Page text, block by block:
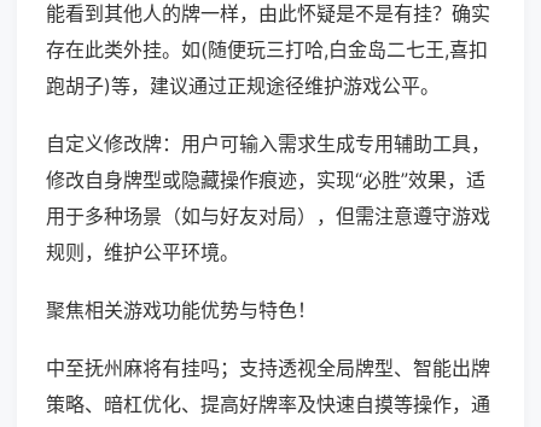
能看到其他人的牌一样，由此怀疑是不是有挂？确实
存在此类外挂。如(随便玩三打哈,白金岛二七王,喜扣
跑胡子)等，建议通过正规途径维护游戏公平。
自定义修改牌：用户可输入需求生成专用辅助工具，
修改自身牌型或隐藏操作痕迹，实现“必胜”效果，适
用于多种场景（如与好友对局），但需注意遵守游戏
规则，维护公平环境。
聚焦相关游戏功能优势与特色！
中至抚州麻将有挂吗；支持透视全局牌型、智能出牌
策略、暗杠优化、提高好牌率及快速自摸等操作，通